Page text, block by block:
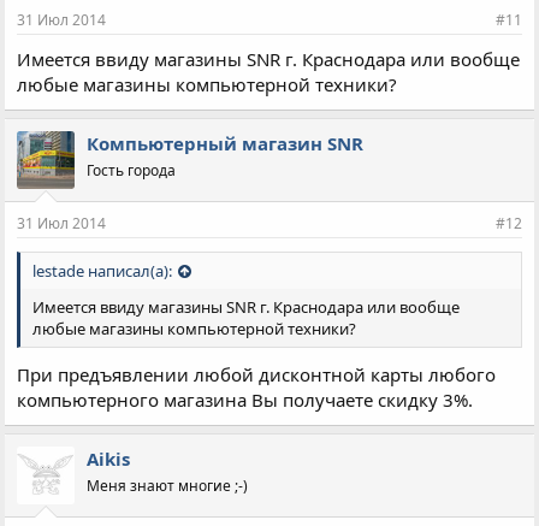
31 Июл 2014 #11
Имеется ввиду магазины SNR г. Краснодара или вообще
любые магазины компьютерной техники?
Компьютерный магазин SNR
Гость города
31 Июл 2014 #12
lestade написал(а):
Имеется ввиду магазины SNR г. Краснодара или вообще
любые магазины компьютерной техники?
При предъявлении любой дисконтной карты любого
компьютерного магазина Вы получаете скидку 3%.
Aikis
Меня знают многие ;-)